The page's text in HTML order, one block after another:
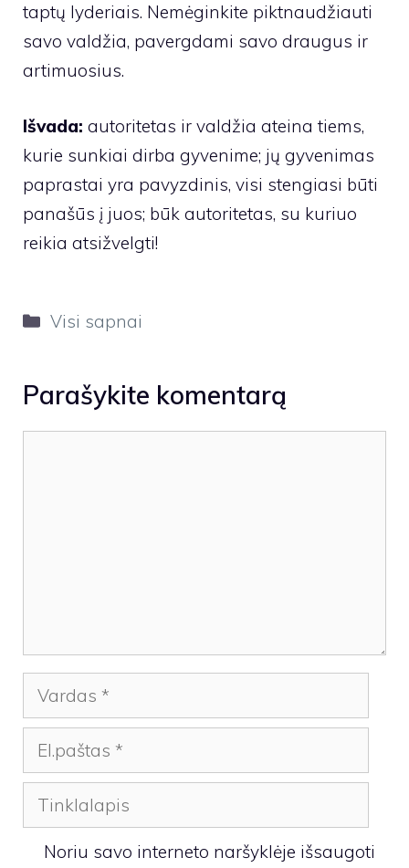
taptų lyderiais. Nemėginkite piktnaudžiauti
savo valdžia, pavergdami savo draugus ir
artimuosius.
Išvada: autoritetas ir valdžia ateina tiems,
kurie sunkiai dirba gyvenime; jų gyvenimas
paprastai yra pavyzdinis, visi stengiasi būti
panašūs į juos; būk autoritetas, su kuriuo
reikia atsižvelgti!
Kategorijos
Visi sapnai
Parašykite komentarą
Vardas
El.paštas
Tinklalapis
Noriu savo interneto naršyklėje išsaugoti